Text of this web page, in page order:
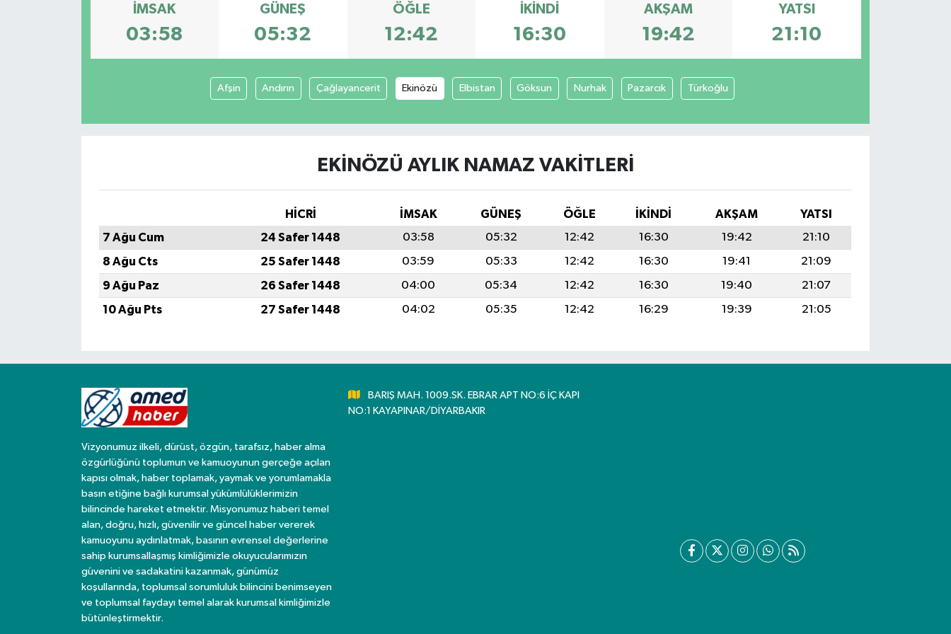
İMSAK
03:58
GÜNEŞ
05:32
ÖĞLE
12:42
İKINDI
16:30
AKŞAM
19:42
YATSI
21:10
Afşin Andırın Çağlayancerit Ekinözü Elbistan Göksun Nurhak Pazarcık Türkoğlu
EKINÖZÜ AYLIK NAMAZ VAKITLERI
HİCRİ İMSAK GÜNEŞ ÖĞLE İKINDI AKŞAM
YATSI
7 Ağu Cum
24 Safer 1448 03:58 05:32 12:42 16:30 19:42
21:10
8 Ağu Cts
25 Safer 1448 03:59 05:33 12:42 16:30 19:41
21:09
9 Ağu Paz
26 Safer 1448 04:00 05:34 12:42 16:30 19:40
21:07
10 Ağu Pts
27 Safer 1448 04:02 05:35 12:42 16:29 19:39 21:05
Vizyonumuz ilkeli, dürüst, özgün, tarafsız, haber alma
özgürlüğünü toplumun ve kamuoyunun gerçeğe açılan
kapısı olmak, haber toplamak, yaymak ve yorumlamakla
basın etiğine bağlı kurumsal yükümlülüklerimizin
bilincinde hareket etmektir. Misyonumuz haberi temel
alan, doğru, hızlı, güvenilir ve güncel haber vererek
kamuoyunu aydınlatmak, basının evrensel değerlerine
sahip kurumsallaşmış kimliğimizle okuyucularımızın
güvenini ve sadakatini kazanmak, günümüz
koşullarında, toplumsal sorumluluk bilincini benimseyen
ve toplumsal faydayı temel alarak kurumsal kimliğimizle
bütünleştirmektir.
BARIŞ MAH. 1009.SK. EBRAR APT NO:6 İÇ KAPI
NO:1 KAYAPINAR/DİYARBAKIR